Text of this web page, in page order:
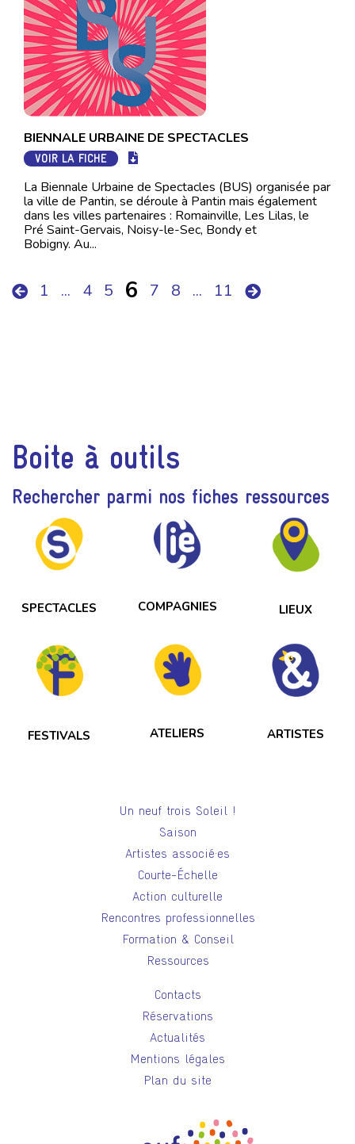
BIENNALE URBAINE DE SPECTACLES
VOIR LA FICHE
La Biennale Urbaine de Spectacles (BUS) organisée par
la ville de Pantin, se déroule à Pantin mais également
dans les villes partenaires : Romainville, Les Lilas, le
Pré Saint-Gervais, Noisy-le-Sec, Bondy et
Bobigny. Au...
1 ... 4 5 6 7 8 ... 11
Boite à outils
Rechercher parmi nos fiches ressources
SPECTACLES COMPAGNIES LIEUX
FESTIVALS ATELIERS ARTISTES
Un neuf trois Soleil !
Saison
Artistes associé·es
Courte-Échelle
Action culturelle
Rencontres professionnelles
Formation & Conseil
Ressources
Contacts
Réservations
Actualités
Mentions légales
Plan du site